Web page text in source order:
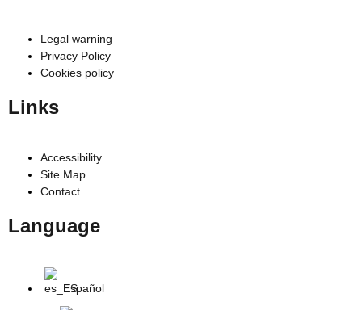
Legal warning
Privacy Policy
Cookies policy
Links
Accessibility
Site Map
Contact
Language
Español